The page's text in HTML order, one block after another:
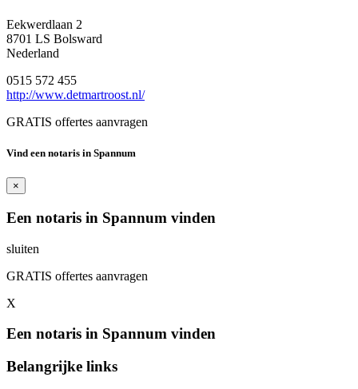
Eekwerdlaan 2
8701 LS Bolsward
Nederland
0515 572 455
http://www.detmartroost.nl/
GRATIS offertes aanvragen
Vind een notaris in Spannum
×
Een notaris in Spannum vinden
sluiten
GRATIS offertes aanvragen
X
Een notaris in Spannum vinden
Belangrijke links